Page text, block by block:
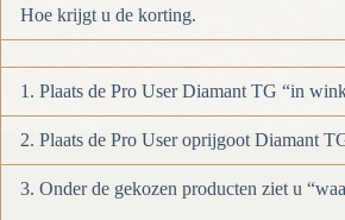
Hoe krijgt u de korting.
1. Plaats de Pro User Diamant TG “in
2. Plaats de Pro User oprijgoot Diamant
3. Onder de gekozen producten ziet u